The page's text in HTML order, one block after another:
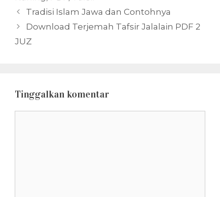
Tradisi Islam Jawa dan Contohnya
Download Terjemah Tafsir Jalalain PDF 2
JUZ
Tinggalkan komentar